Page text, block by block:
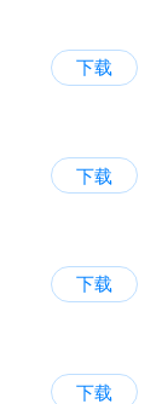
下载
下载
下载
下载